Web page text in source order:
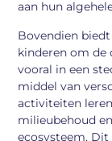
aan hun
Bovendien
kinderen om de
vooral in een
middel van
activiteiten
milieubehoud
ecosysteem.